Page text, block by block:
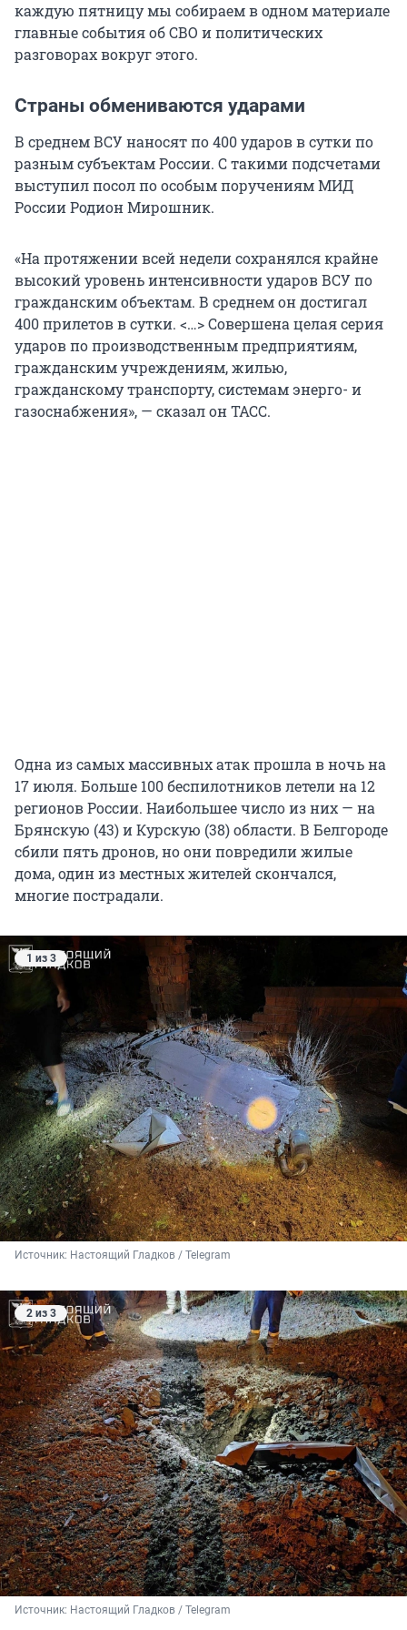
каждую пятницу мы собираем в одном материале
главные события об СВО и политических
разговорах вокруг этого.
Страны обмениваются ударами
В среднем ВСУ наносят по 400 ударов в сутки по
разным субъектам России. С такими подсчетами
выступил посол по особым поручениям МИД
России Родион Мирошник.
«На протяжении всей недели сохранялся крайне
высокий уровень интенсивности ударов ВСУ по
гражданским объектам. В среднем он достигал
400 прилетов в сутки. <…> Совершена целая серия
ударов по производственным предприятиям,
гражданским учреждениям, жилью,
гражданскому транспорту, системам энерго- и
газоснабжения», — сказал он ТАСС.
Одна из самых массивных атак прошла в ночь на
17 июля. Больше 100 беспилотников летели на 12
регионов России. Наибольшее число из них — на
Брянскую (43) и Курскую (38) области. В Белгороде
сбили пять дронов, но они повредили жилые
дома, один из местных жителей скончался,
многие пострадали.
1 из 3
Источник: Настоящий Гладков / Telegram
2 из 3
Источник: Настоящий Гладков / Telegram